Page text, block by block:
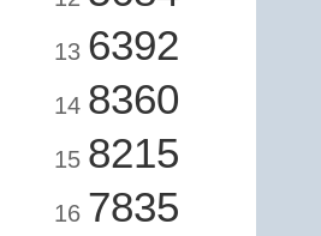
13 6392
14 8360
15 8215
16 7835